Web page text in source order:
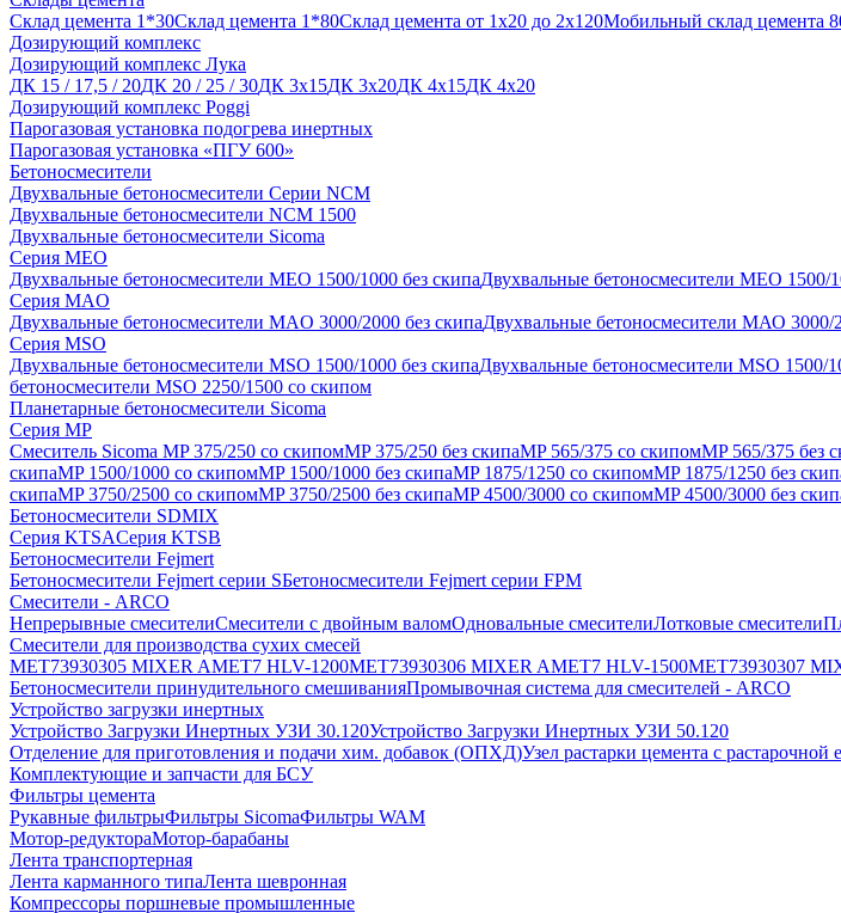
Склад цемента 1*30Склад цемента 1*80Склад цемента от 1x20 до 2x120Мобильный склад цемента
Дозирующий комплекс
Дозирующий комплекс Лука
ДК 15 / 17,5 / 20ДК 20 / 25 / 30ДК 3х15ДК 3х20ДК 4х15ДК 4х20
Дозирующий комплекс Poggi
Парогазовая установка подогрева инертных
Парогазовая установка «ПГУ 600»
Бетоносмесители
Двухвальные бетоносмесители Серии NCM
Двухвальные бетоносмесители NCM 1500
Двухвальные бетоносмесители Sicoma
Серия MEO
Двухвальные бетоносмесители МЕО 1500/1000 без скипаДвухвальные бетоносмесители МЕО 1500/
Серия MAO
Двухвальные бетоносмесители МAO 3000/2000 без скипаДвухвальные бетоносмесители МАО 3000/
Серия MSO
Двухвальные бетоносмесители MSO 1500/1000 без скипаДвухвальные бетоносмесители MSO 1500/
бетоносмесители MSO 2250/1500 со скипом
Планетарные бетоносмесители Sicoma
Серия MP
Смеситель Sicoma MP 375/250 со скипомМP 375/250 без скипаMP 565/375 со скипомMP 565/375 без
скипаMP 1500/1000 со скипомMP 1500/1000 без скипаMP 1875/1250 со скипомMP 1875/1250 без
скипаMP 3750/2500 со скипомMP 3750/2500 без скипаMP 4500/3000 со скипомMP 4500/3000 без
Бетоносмесители SDMIX
Серия KTSAСерия KTSB
Бетоносмесители Fejmert
Бетоносмесители Fejmert серии SБетоносмесители Fejmert серии FPM
Смесители - ARCO
Непрерывные смесителиСмесители с двойным валомОдновальные смесителиЛотковые смесители
Смесители для производства сухих смесей
MET73930305 MIXER AMET7 HLV-1200MET73930306 MIXER AMET7 HLV-1500MET73930307
Бетоносмесители принудительного смешиванияПромывочная система для смесителей - ARCO
Устройство загрузки инертных
Устройство Загрузки Инертных УЗИ 30.120Устройство Загрузки Инертных УЗИ 50.120
Отделение для приготовления и подачи хим. добавок (ОПХД)Узел растарки цемента с растарочной
Комплектующие и запчасти для БСУ
Фильтры цемента
Рукавные фильтрыФильтры SicomaФильтры WAM
Мотор-редуктораМотор-барабаны
Лента транспортерная
Лента карманного типаЛента шевронная
Компрессоры поршневые промышленные